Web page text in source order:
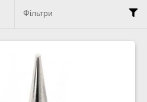
Фільтри